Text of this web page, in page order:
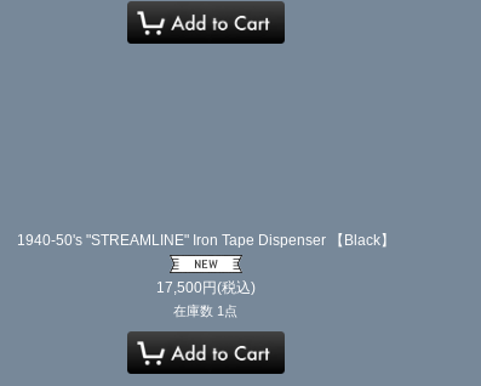
1940-50's "STREAMLINE" Iron Tape Dispenser 【Black】
17,500円(税込)
在庫数 1点